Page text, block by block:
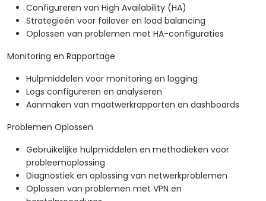
Configureren van High Availability (HA)
Strategieën voor failover en load balancing
Oplossen van problemen met HA-configuraties
Monitoring en Rapportage
Hulpmiddelen voor monitoring en logging
Logs configureren en analyseren
Aanmaken van maatwerkrapporten en dashboards
Problemen Oplossen
Gebruikelijke hulpmiddelen en methodieken voor
probleemoplossing
Diagnostiek en oplossing van netwerkproblemen
Oplossen van problemen met VPN en